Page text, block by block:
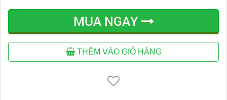
MUA NGAY
THÊM VÀO GIỎ HÀNG